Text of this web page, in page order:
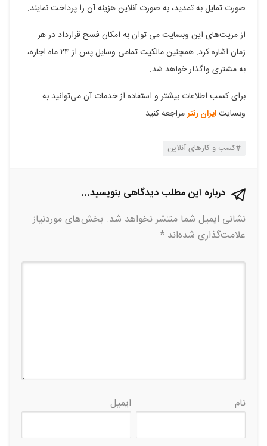
صورت تمایل به تمدید، به صورت آنلاین هزینه آن را پرداخت نمایند.
از مزیت‌های این وبسایت می توان به امکان فسخ قرارداد در هر
زمان اشاره کرد. همچنین مالکیت تمامی وسایل پس از ۲۴ ماه اجاره،
به مشتری واگذار خواهد شد.
برای کسب اطلاعات بیشتر و استفاده از خدمات آن می‌توانید به
وبسایتایران رنترمراجعه کنید.
کسب و کارهای آنلاین
درباره این مطلب دیدگاهی بنویسید...
نشانی ایمیل شما منتشر نخواهد شد. بخش‌های موردنیاز
علامت‌گذاری شده‌اند *
نام ایمیل